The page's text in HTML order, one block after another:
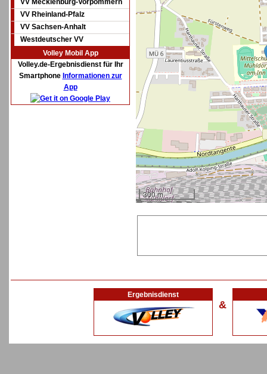
VV Mecklenburg-Vorpommern
VV Rheinland-Pfalz
VV Sachsen-Anhalt
Westdeutscher VV
Volley Mobil App
Volley.de-Ergebnisdienst für Ihr
Smartphone Informationen zur
App
300 m
Ergebnisdienst
&